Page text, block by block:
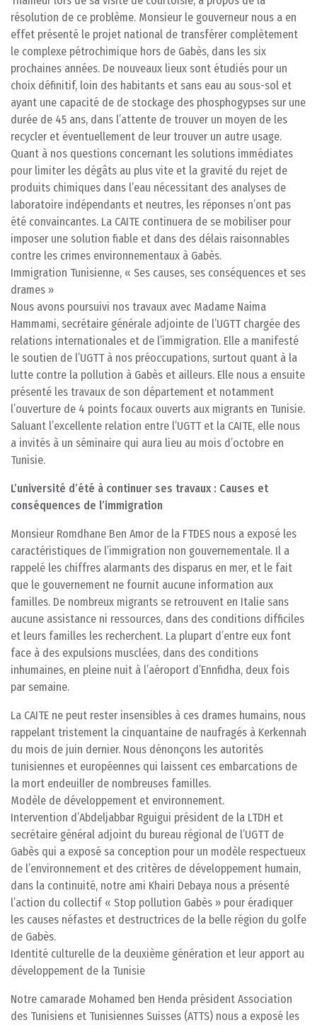
résolution de ce problème. Monsieur le gouverneur nous a en
effet présenté le projet national de transférer complètement
le complexe pétrochimique hors de Gabès, dans les six
prochaines années. De nouveaux lieux sont étudiés pour un
choix définitif, loin des habitants et sans eau au sous-sol et
ayant une capacité de de stockage des phosphogypses sur une
durée de 45 ans, dans l’attente de trouver un moyen de les
recycler et éventuellement de leur trouver un autre usage.
Quant à nos questions concernant les solutions immédiates
pour limiter les dégâts au plus vite et la gravité du rejet de
produits chimiques dans l’eau nécessitant des analyses de
laboratoire indépendants et neutres, les réponses n’ont pas
été convaincantes. La CAITE continuera de se mobiliser pour
imposer une solution fiable et dans des délais raisonnables
contre les crimes environnementaux à Gabès.
Immigration Tunisienne, « Ses causes, ses conséquences et ses
drames »
Nous avons poursuivi nos travaux avec Madame Naima
Hammami, secrétaire générale adjointe de l’UGTT chargée des
relations internationales et de l’immigration. Elle a manifesté
le soutien de l’UGTT à nos préoccupations, surtout quant à la
lutte contre la pollution à Gabès et ailleurs. Elle nous a ensuite
présenté les travaux de son département et notamment
l’ouverture de 4 points focaux ouverts aux migrants en Tunisie.
Saluant l’excellente relation entre l’UGTT et la CAITE, elle nous
a invités à un séminaire qui aura lieu au mois d’octobre en
Tunisie.
L’université d’été à continuer ses travaux : Causes et
conséquences de l’immigration
Monsieur Romdhane Ben Amor de la FTDES nous a exposé les
caractéristiques de l’immigration non gouvernementale. Il a
rappelé les chiffres alarmants des disparus en mer, et le fait
que le gouvernement ne fournit aucune information aux
familles. De nombreux migrants se retrouvent en Italie sans
aucune assistance ni ressources, dans des conditions difficiles
et leurs familles les recherchent. La plupart d’entre eux font
face à des expulsions musclées, dans des conditions
inhumaines, en pleine nuit à l’aéroport d’Ennfidha, deux fois
par semaine.
La CAITE ne peut rester insensibles à ces drames humains, nous
rappelant tristement la cinquantaine de naufragés à Kerkennah
du mois de juin dernier. Nous dénonçons les autorités
tunisiennes et européennes qui laissent ces embarcations de
la mort endeuiller de nombreuses familles.
Modèle de développement et environnement.
Intervention d’Abdeljabbar Rguigui président de la LTDH et
secrétaire général adjoint du bureau régional de l’UGTT de
Gabès qui a exposé sa conception pour un modèle respectueux
de l’environnement et des critères de développement humain,
dans la continuité, notre ami Khairi Debaya nous a présenté
l’action du collectif « Stop pollution Gabès » pour éradiquer
les causes néfastes et destructrices de la belle région du golfe
de Gabès.
Identité culturelle de la deuxième génération et leur apport au
développement de la Tunisie
Notre camarade Mohamed ben Henda président Association
des Tunisiens et Tunisiennes Suisses (ATTS) nous a exposé les